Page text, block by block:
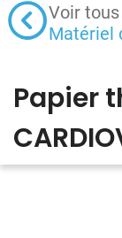
Voir
Matériel
Papier